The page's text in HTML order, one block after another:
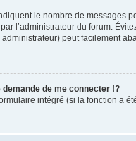
le nombre de
l’administrateur du forum.
peut facilement
demande de me connecter !?
intégré (si la fonction a